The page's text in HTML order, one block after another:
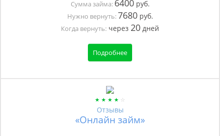
Сумма займа: 6400руб.
Нужно вернуть:7680руб.
Когда вернуть: через 20 дней
Подробнее
Отзывы
«Онлайн займ»